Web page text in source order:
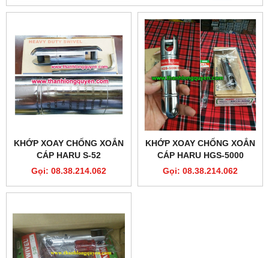
KHỚP XOAY CHỐNG XOẮN
CÁP HARU S-52
Gọi: 08.38.214.062
KHỚP XOAY CHỐNG XOẮN
CÁP HARU HGS-5000
Gọi: 08.38.214.062